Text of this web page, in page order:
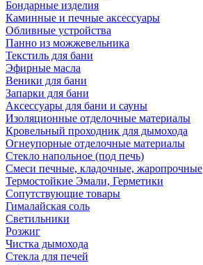
Бондарные изделия
Каминные и печные аксессуары
Обливные устройства
Панно из можжевельника
Текстиль для бани
Эфирные масла
Веники для бани
Запарки для бани
Аксессуары для бани и сауны
Изоляционные отделочные материалы
Кровельный проходник для дымохода
Огнеупорные отделочные материалы
Стекло напольное (под печь)
Смеси печные, кладочные, жаропрочные
Термостойкие Эмали, Герметики
Сопутствующие товары
Гималайская соль
Светильники
Розжиг
Чистка дымохода
Стекла для печей